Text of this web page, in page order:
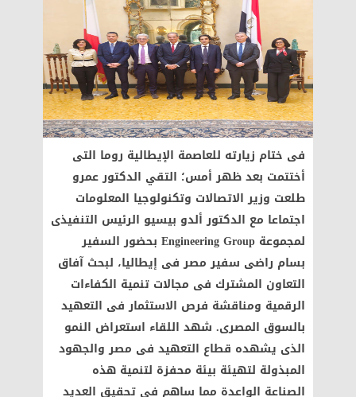
فى ختام زيارته للعاصمة الإيطالية روما التى
أختتمت بعد ظهر أمس؛ التقي الدكتور عمرو
طلعت وزير الاتصالات وتكنولوجيا المعلومات
اجتماعا مع الدكتور ألدو بيسيو الرئيس التنفيذى
لمجموعة Engineering Group بحضور السفير
بسام راضى سفير مصر فى إيطاليا، لبحث آفاق
التعاون المشترك فى مجالات تنمية الكفاءات
الرقمية ومناقشة فرص الاستثمار فى التعهيد
بالسوق المصرى. شهد اللقاء استعراض النمو
الذى يشهده قطاع التعهيد فى مصر والجهود
المبذولة لتهيئة بيئة محفزة لتنمية هذه
الصناعة الواعدة مما ساهم فى تحقيق العديد